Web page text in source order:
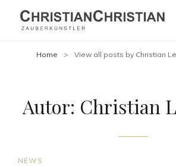
Home > View all posts by Christian
Autor: Christian
CAT
NEWS